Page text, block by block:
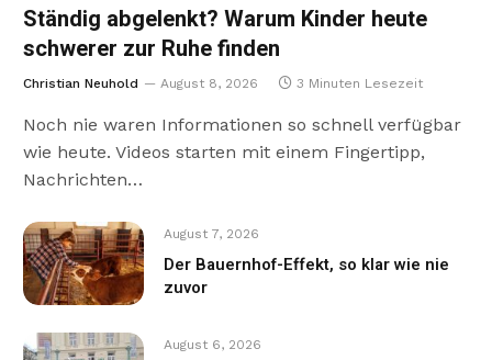
Ständig abgelenkt? Warum Kinder heute
schwerer zur Ruhe finden
Christian Neuhold August 8, 2026 3 Minuten Lesezeit
Noch nie waren Informationen so schnell verfügbar
wie heute. Videos starten mit einem Fingertipp,
Nachrichten…
August 7, 2026
Der Bauernhof-Effekt, so klar wie nie
zuvor
August 6, 2026